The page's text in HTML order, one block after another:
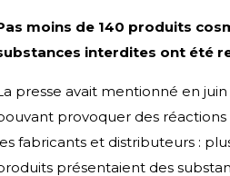
moins de 140 produits
interdites ont été
presse avait mentionné en
provoquer des réactions
fabricants et distributeurs :
présentaient des